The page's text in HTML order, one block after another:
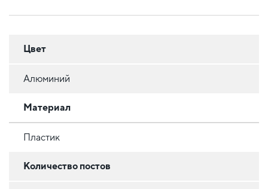
Цвет
Алюминий
Материал
Пластик
Количество постов